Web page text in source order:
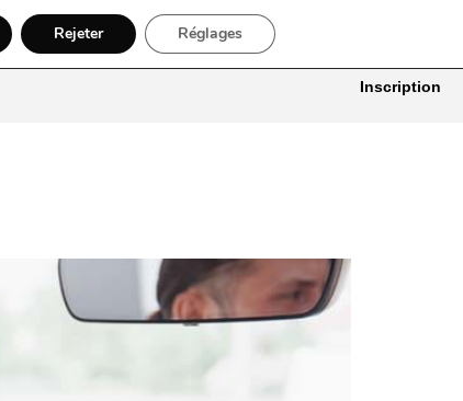
Bâtiment, Artisans & Électriciens
Inscription
Rejeter Réglages